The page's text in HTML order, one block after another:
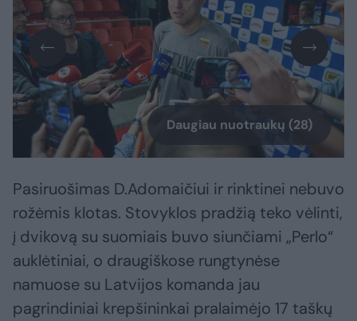
Daugiau nuotraukų (28)
Pasiruošimas D.Adomaičiui ir rinktinei nebuvo
rožėmis klotas. Stovyklos pradžią teko vėlinti,
į dvikovą su suomiais buvo siunčiami „Perlo“
auklėtiniai, o draugiškose rungtynėse
namuose su Latvijos komanda jau
pagrindiniai krepšininkai pralaimėjo 17 taškų